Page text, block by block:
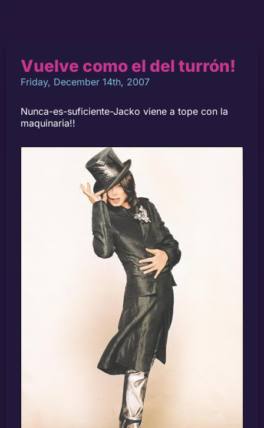
Vuelve como el del turrón!
Friday, December 14th, 2007
Nunca-es-suficiente-Jacko viene a tope con la
maquinaria!!